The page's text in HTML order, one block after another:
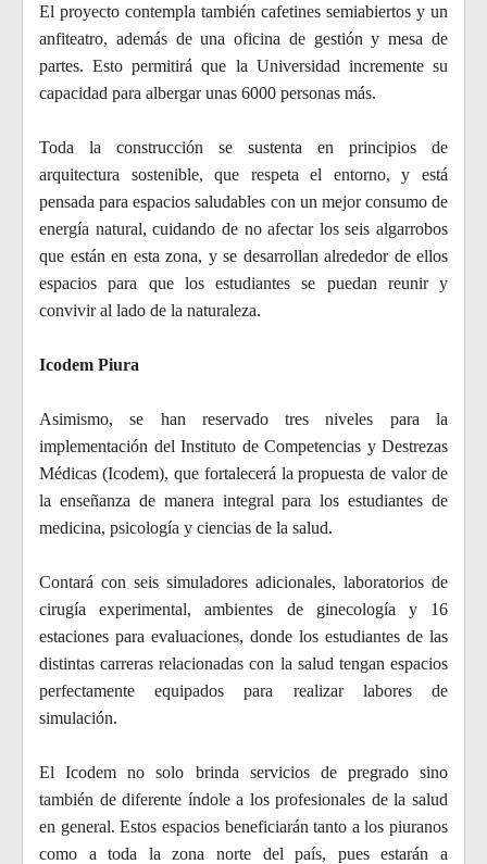
El proyecto contempla también cafetines semiabiertos y un
anfiteatro, además de una oficina de gestión y mesa de
partes. Esto permitirá que la Universidad incremente su
capacidad para albergar unas 6000 personas más.
Toda la construcción se sustenta en principios de
arquitectura sostenible, que respeta el entorno, y está
pensada para espacios saludables con un mejor consumo de
energía natural, cuidando de no afectar los seis algarrobos
que están en esta zona, y se desarrollan alrededor de ellos
espacios para que los estudiantes se puedan reunir y
convivir al lado de la naturaleza.
Icodem Piura
Asimismo, se han reservado tres niveles para la
implementación del Instituto de Competencias y Destrezas
Médicas (Icodem), que fortalecerá la propuesta de valor de
la enseñanza de manera integral para los estudiantes de
medicina, psicología y ciencias de la salud.
Contará con seis simuladores adicionales, laboratorios de
cirugía experimental, ambientes de ginecología y 16
estaciones para evaluaciones, donde los estudiantes de las
distintas carreras relacionadas con la salud tengan espacios
perfectamente equipados para realizar labores de
simulación.
El Icodem no solo brinda servicios de pregrado sino
también de diferente índole a los profesionales de la salud
en general. Estos espacios beneficiarán tanto a los piuranos
como a toda la zona norte del país, pues estarán a